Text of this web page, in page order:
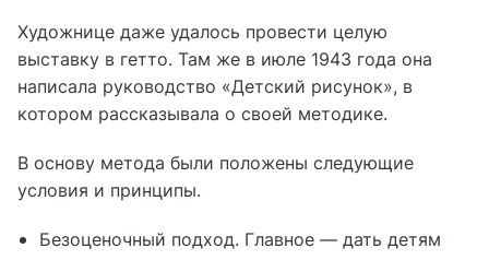
Художнице даже удалось провести целую
выставку в гетто. Там же в июле 1943 года она
написала руководство «Детский рисунок», в
котором рассказывала о своей методике.
В основу метода были положены следующие
условия и принципы.
Безоценочный подход. Главное — дать детям